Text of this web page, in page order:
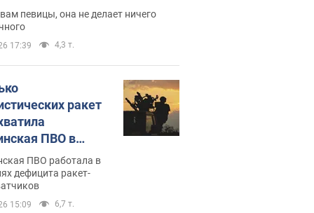
ведь у нее нет детей
певицы, она не делает ничего
17:39 4,3 т.
ракет
ПВО в
в Минобороны
цифру
ПВО работала в
дефицита ракет-
15:09 6,7 т.